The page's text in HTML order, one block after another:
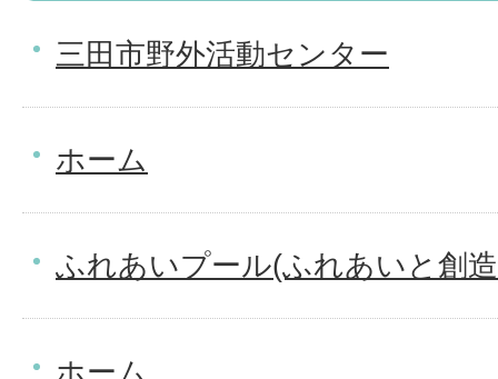
三田市野外活動センター
ホーム
ふれあいプール(ふれあいと創
ホーム